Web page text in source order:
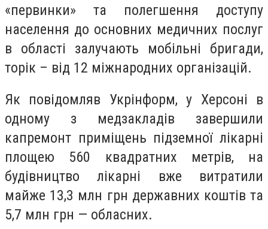
«первинки» та полегшення доступу
населення до основних медичних послуг
в області залучають мобільні бригади,
торік – від 12 міжнародних організацій.
Як повідомляв Укрінформ, у Херсоні в
одному з медзакладів завершили
капремонт приміщень підземної лікарні
площею 560 квадратних метрів, на
будівництво лікарні вже витратили
майже 13,3 млн грн державних коштів та
5,7 млн грн — обласних.